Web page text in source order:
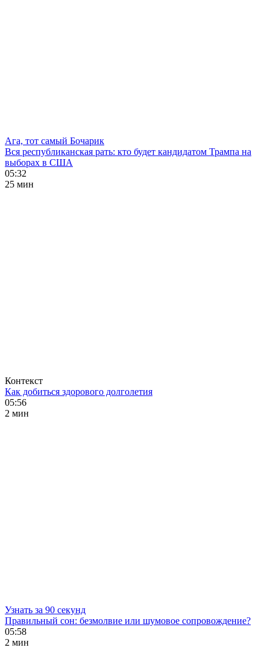
Ага, тот самый Бочарик
Вся республиканская рать: кто будет кандидатом Трампа на
выборах в США
05:32
25 мин
Контекст
Как добиться здорового долголетия
05:56
2 мин
Узнать за 90 секунд
Правильный сон: безмолвие или шумовое сопровождение?
05:58
2 мин